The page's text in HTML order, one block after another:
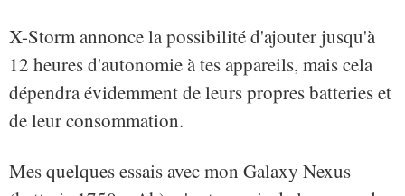
X-Storm annonce la possibilité d'ajouter jusqu'à
12 heures d'autonomie à tes appareils, mais cela
dépendra évidemment de leurs propres batteries et
de leur consommation.
Mes quelques essais avec mon Galaxy Nexus